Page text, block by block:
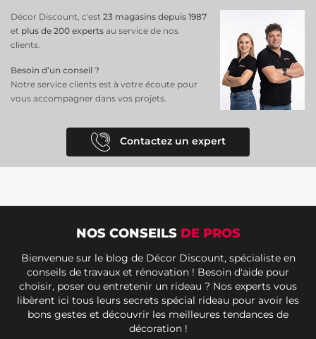
Décor Discount, c'est 23 magasins depuis 1987
et plus de 200 experts au service de nos
clients.
Besoin d’un conseil ?
Notre service clients est à votre écoute pour
vous accompagner dans vos projets.
Contactez un expert
NOS CONSEILS DE PROS
Bienvenue sur le blog de Décor Discount, spécialiste en
conseils de travaux et rénovation ! Besoin d'aide pour
choisir, poser ou entretenir un rideau ? Nos experts vous
libèrent ici tous leurs secrets spécial rideau pour avoir les
bons gestes et découvrir les meilleures tendances de
décoration !